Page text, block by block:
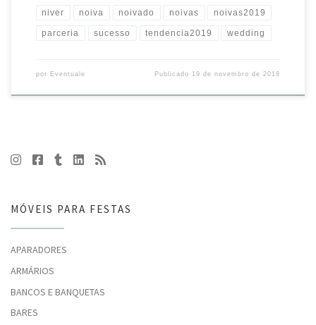
niver noiva noivado noivas noivas2019
parceria sucesso tendencia2019 wedding
por Eventuale Publicado 19 de novembro de 2018
MÓVEIS PARA FESTAS
APARADORES
ARMÁRIOS
BANCOS E BANQUETAS
BARES